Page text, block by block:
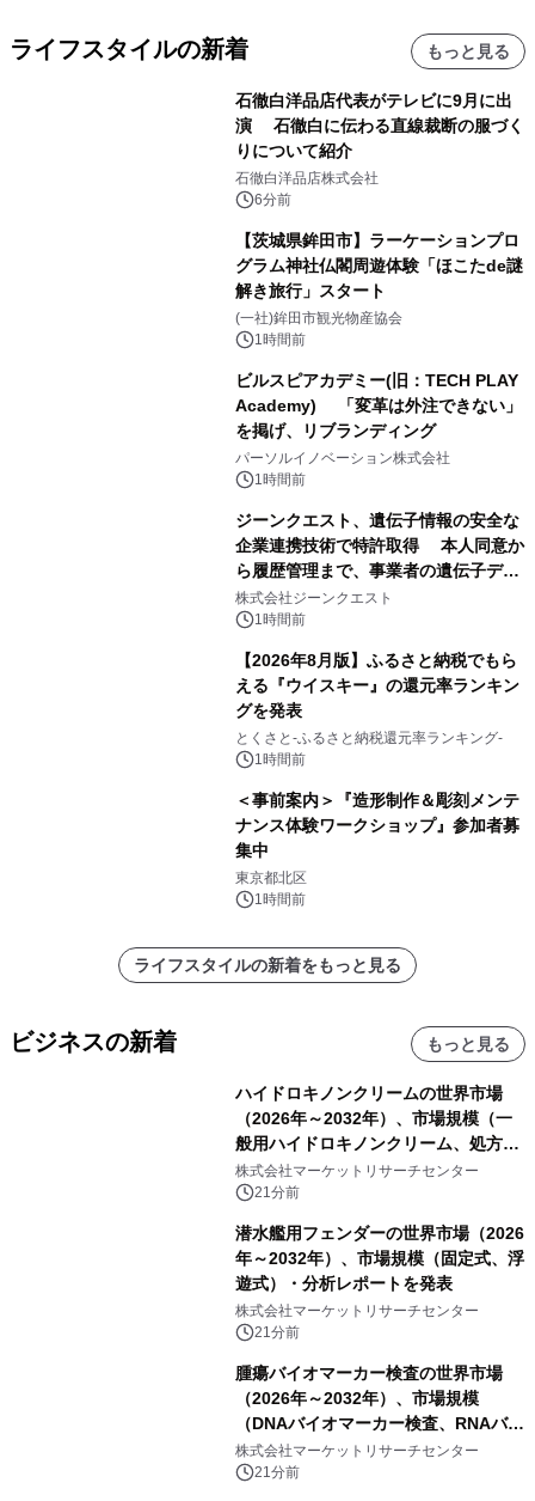
ライフスタイルの新着 もっと見る
石徹白洋品店代表がテレビに9月に出
演 石徹白に伝わる直線裁断の服づく
りについて紹介
石徹白洋品店株式会社
6分前
【茨城県鉾田市】ラーケーションプロ
グラム神社仏閣周遊体験「ほこたde謎
解き旅行」スタート
(一社)鉾田市観光物産協会
1時間前
ビルスピアカデミー(旧：TECH PLAY
Academy) 「変革は外注できない」
を掲げ、リブランディング
パーソルイノベーション株式会社
1時間前
ジーンクエスト、遺伝子情報の安全な
企業連携技術で特許取得 本人同意か
ら履歴管理まで、事業者の遺伝子デー
タ活用を支援
株式会社ジーンクエスト
1時間前
【2026年8月版】ふるさと納税でもら
える『ウイスキー』の還元率ランキン
グを発表
とくさと-ふるさと納税還元率ランキング-
1時間前
＜事前案内＞『造形制作＆彫刻メンテ
ナンス体験ワークショップ』参加者募
集中
東京都北区
1時間前
ライフスタイルの新着をもっと見る
ビジネスの新着 もっと見る
ハイドロキノンクリームの世界市場
（2026年～2032年）、市場規模（一
般用ハイドロキノンクリーム、処方用
ハイドロキノンクリーム）・分析レポ
ートを発表
株式会社マーケットリサーチセンター
21分前
潜水艦用フェンダーの世界市場（2026
年～2032年）、市場規模（固定式、浮
遊式）・分析レポートを発表
株式会社マーケットリサーチセンター
21分前
腫瘍バイオマーカー検査の世界市場
（2026年～2032年）、市場規模
（DNAバイオマーカー検査、RNAバイ
オマーカー検査、タンパク質バイオマ
ーカー検査、細胞ベースのバイオマー
株式会社マーケットリサーチセンター
21分前